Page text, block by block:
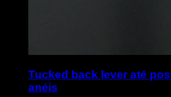
Tucked back lever até
anéis